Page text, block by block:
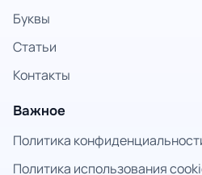
Буквы
Статьи
Контакты
Важное
Политика
Политика использования